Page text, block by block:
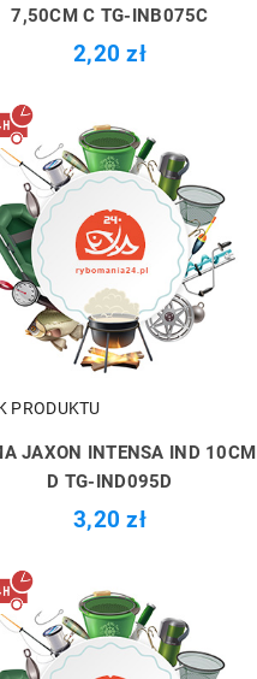
7,50CM C TG-INB075C
2,20 zł
PRODUKTU
JAXON INTENSA IND 10CM
D TG-IND095D
3,20 zł